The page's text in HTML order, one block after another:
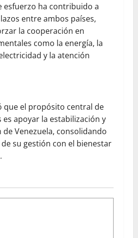
esfuerzo ha contribuido a
entre ambos países,
la cooperación en
como la energía, la
y la atención
que el propósito central de
es apoyar la estabilización y
Venezuela, consolidando
su gestión con el bienestar